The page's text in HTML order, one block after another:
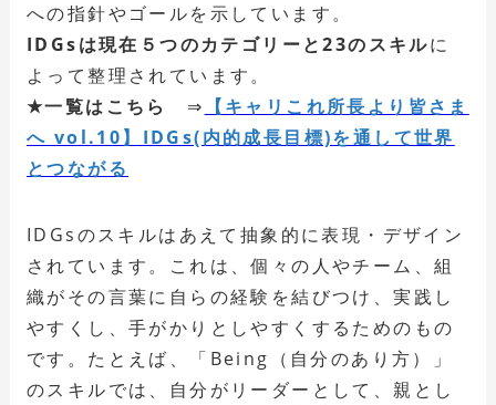
への指針やゴールを示しています。
IDGsは現在５つのカテゴリーと23のスキルに
よって整理されています。
★一覧はこちら
⇒
【キャリこれ所長より皆さま
へ vol.10】IDGs(内的成長目標)を通して世界
とつながる
IDGsのスキルはあえて抽象的に表現・デザイン
されています。これは、個々の人やチーム、組
織がその言葉に自らの経験を結びつけ、実践し
やすくし、手がかりとしやすくするためのもの
です。たとえば、「Being（自分のあり方）」
のスキルでは、自分がリーダーとして、親とし